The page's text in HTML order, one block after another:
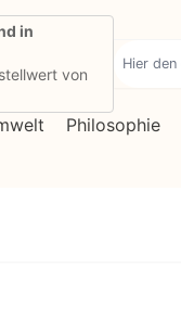
in
von
Philosophie